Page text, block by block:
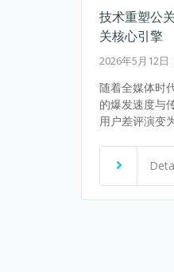
技术重塑公
关核心引擎
2026年5月12日
随着全媒体时
的爆发速度与
用户差评演变